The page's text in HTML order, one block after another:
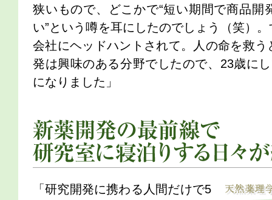
狭いもので、どこかで“短い期間で商品開
い”という噂を耳にしたのでしょう（笑）
会社にヘッドハントされて。人の命を救
発は興味のある分野でしたので、23歳に
になりました」
「研究開発に携わる人間だけで5